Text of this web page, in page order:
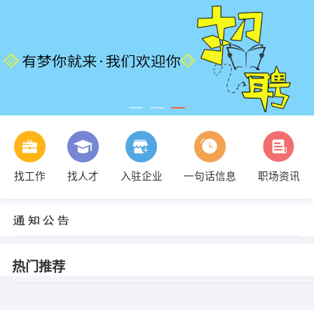
找工作 找人才 入驻企业 一句话信息 职场资讯
热门推荐